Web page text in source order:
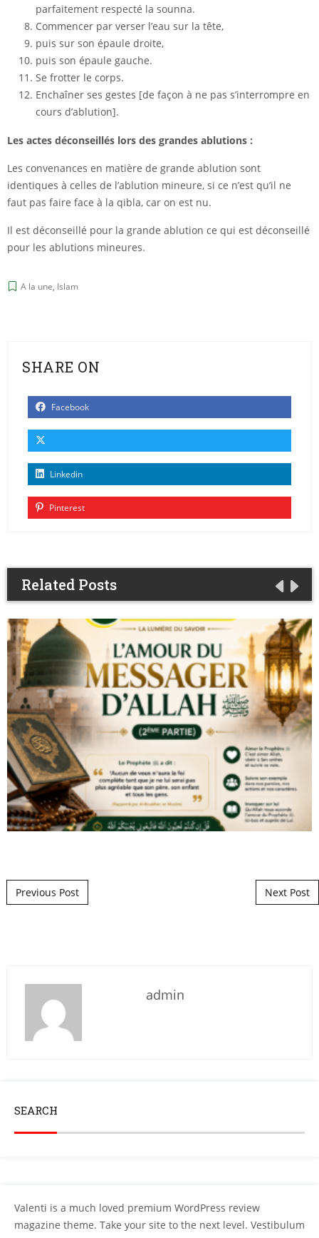
parfaitement respecté la sounna.
Commencer par verser l’eau sur la tête,
puis sur son épaule droite,
puis son épaule gauche.
Se frotter le corps.
Enchaîner ses gestes [de façon à ne pas s’interrompre en
cours d’ablution].
Les actes déconseillés lors des grandes ablutions :
Les convenances en matière de grande ablution sont
identiques à celles de l’ablution mineure, si ce n’est qu’il ne
faut pas faire face à la qibla, car on est nu.
Il est déconseillé pour la grande ablution ce qui est déconseillé
pour les ablutions mineures.
A la une, Islam
SHARE ON
Facebook
Linkedin
Pinterest
Related Posts
Post navigation
Previous Post Next Post
admin
SEARCH
Valenti is a much loved premium WordPress review
magazine theme. Take your site to the next level. Vestibulum